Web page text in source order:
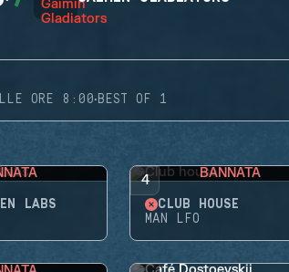
ORE 8:00·BEST OF 1
LABS
4 BANNATA
CLUB HOUSE
MAN LFO